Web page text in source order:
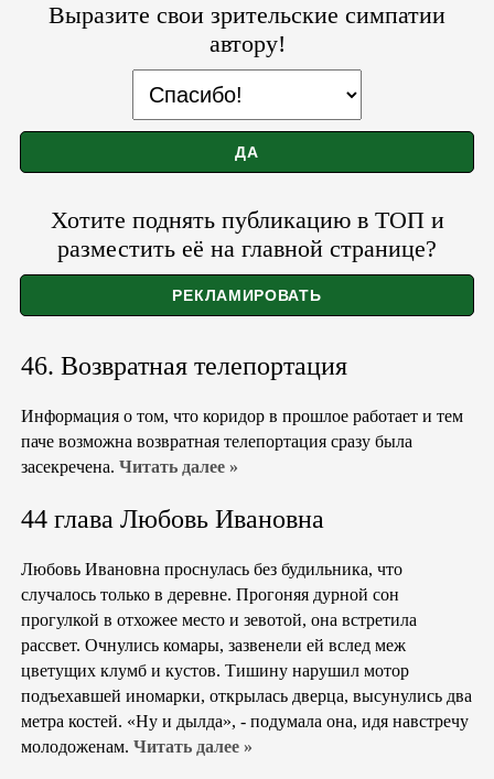
Выразите свои зрительские симпатии
автору!
Хотите поднять публикацию в ТОП и
разместить её на главной странице?
46. Возвратная телепортация
Информация о том, что коридор в прошлое работает и тем
паче возможна возвратная телепортация сразу была
засекречена. Читать далее »
44 глава Любовь Ивановна
Любовь Ивановна проснулась без будильника, что
случалось только в деревне. Прогоняя дурной сон
прогулкой в отхожее место и зевотой, она встретила
рассвет. Очнулись комары, зазвенели ей вслед меж
цветущих клумб и кустов. Тишину нарушил мотор
подъехавшей иномарки, открылась дверца, высунулись два
метра костей. «Ну и дылда», - подумала она, идя навстречу
молодоженам. Читать далее »